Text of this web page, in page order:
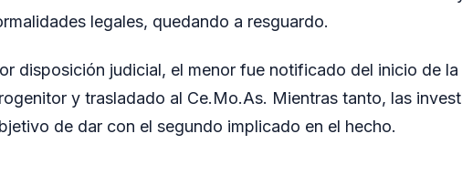
legales, quedando a resguardo.
disposición judicial, el menor fue notificado del inicio de
y trasladado al Ce.Mo.As. Mientras tanto, las
de dar con el segundo implicado en el hecho.